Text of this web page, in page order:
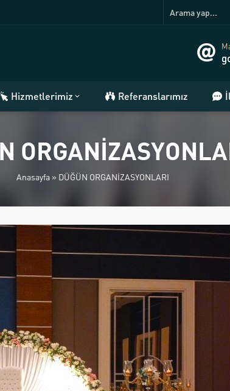
Hizmetlerimiz Referanslarımız
Anasayfa» DÜĞÜN ORGANİZASYONLARI